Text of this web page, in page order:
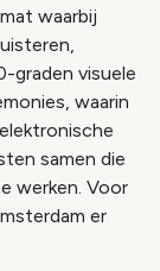
waarbij
graden visuele
waarin
samen die
werken. Voor
er